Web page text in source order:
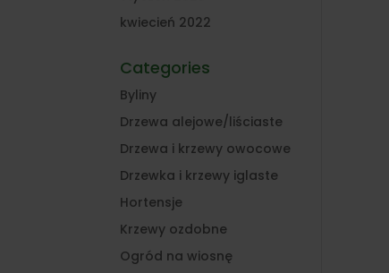
kwiecień 2022
Categories
Byliny
Drzewa alejowe/liściaste
Drzewa i krzewy owocowe
Drzewka i krzewy iglaste
Hortensje
Krzewy ozdobne
Ogród na wiosnę